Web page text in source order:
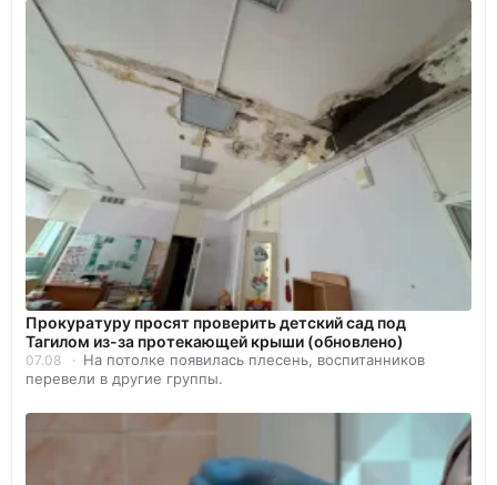
Прокуратуру просят проверить детский сад под
Тагилом из-за протекающей крыши (обновлено)
07.08
На потолке появилась плесень, воспитанников
перевели в другие группы.